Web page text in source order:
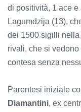
di positività, 1 ace
Lagumdzija (13),
dei 1500 sigilli
rivali, che si
contesa senza
Parentesi iniziale
Diamantini, ex